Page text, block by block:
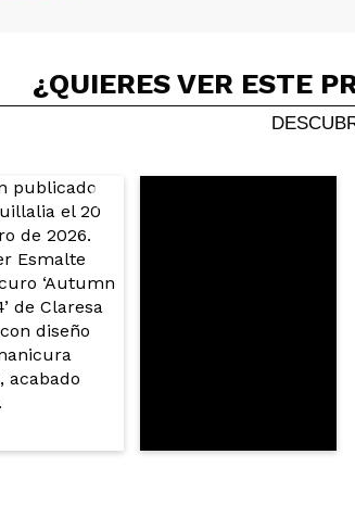
Compartir un vídeo o una
Tu vídeo podría ser el primero.
su compra? Si No
ENVIAR
¿QUIERES VER ESTE